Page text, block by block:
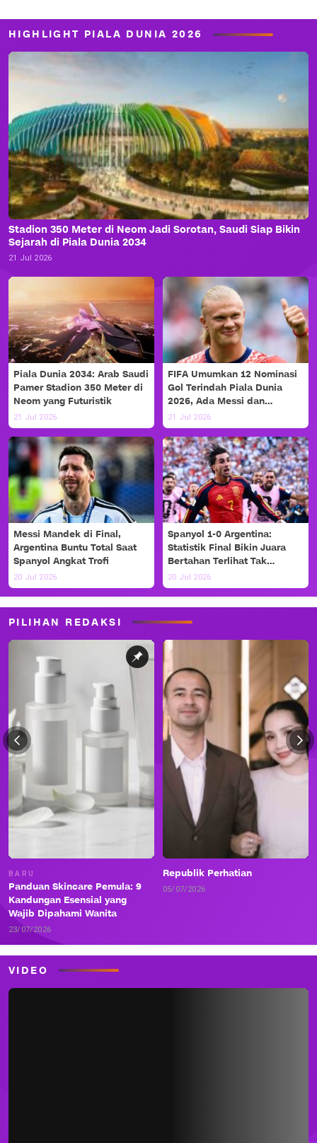
HIGHLIGHT PIALA DUNIA 2026
Stadion 350 Meter di Neom Jadi Sorotan, Saudi Siap Bikin
Sejarah di Piala Dunia 2034
21 Jul 2026
Piala Dunia 2034: Arab Saudi
Pamer Stadion 350 Meter di
Neom yang Futuristik
21 Jul 2026
FIFA Umumkan 12 Nominasi
Gol Terindah Piala Dunia
2026, Ada Messi dan
Haaland!
21 Jul 2026
Messi Mandek di Final,
Argentina Buntu Total Saat
Spanyol Angkat Trofi
20 Jul 2026
Spanyol 1-0 Argentina:
Statistik Final Bikin Juara
Bertahan Terlihat Tak
Berdaya
20 Jul 2026
PILIHAN REDAKSI
BARU
Panduan Skincare Pemula: 9
Kandungan Esensial yang
Wajib Dipahami Wanita
23/07/2026
Republik Perhatian
05/07/2026
VIDEO